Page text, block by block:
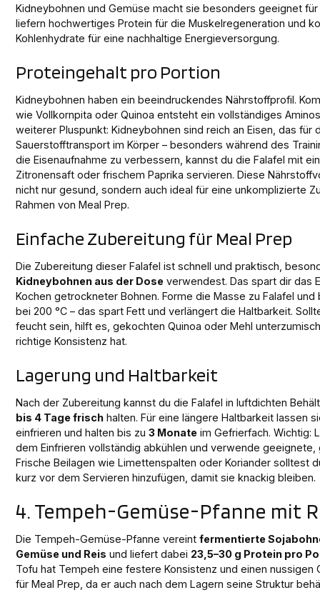
Kidneybohnen und Gemüse macht sie besonders geeignet für
liefern hochwertiges Protein für die Muskelregeneration und
Kohlenhydrate für eine nachhaltige Energieversorgung.
Proteingehalt pro Portion
Kidneybohnen haben ein beeindruckendes Nährstoffprofil.
wie Vollkornpita oder Quinoa entsteht ein vollständiges
weiterer Pluspunkt: Kidneybohnen sind reich an Eisen, das für
Sauerstofftransport im Körper – besonders während des
die Eisenaufnahme zu verbessern, kannst du die Falafel mit
Zitronensaft oder frischem Paprika servieren. Diese
nicht nur gesund, sondern auch ideal für eine unkomplizierte
Rahmen von Meal Prep.
Einfache Zubereitung für Meal Prep
Die Zubereitung dieser Falafel ist schnell und praktisch,
Kidneybohnen aus der Dose verwendest. Das spart dir das
Kochen getrockneter Bohnen. Forme die Masse zu Falafel
bei 200 °C – das spart Fett und verlängert die Haltbarkeit.
feucht sein, hilft es, gekochten Quinoa oder Mehl
richtige Konsistenz hat.
Lagerung und Haltbarkeit
Nach der Zubereitung kannst du die Falafel in luftdichten
bis 4 Tage frisch halten. Für eine längere Haltbarkeit lassen
einfrieren und halten bis zu3 Monate im Gefrierfach. Wichtig:
dem Einfrieren vollständig abkühlen und verwende
Frische Beilagen wie Limettenspalten oder Koriander solltest
kurz vor dem Servieren hinzufügen, damit sie knackig bleiben.
4. Tempeh-Gemüse-Pfanne mit
Die Tempeh-Gemüse-Pfanne vereintfermentierte
Gemüse und Reis und liefert dabei 23,5–30 g Protein pro
Tofu hat Tempeh eine festere Konsistenz und einen nussigen
für Meal Prep, da er auch nach dem Lagern seine Struktur